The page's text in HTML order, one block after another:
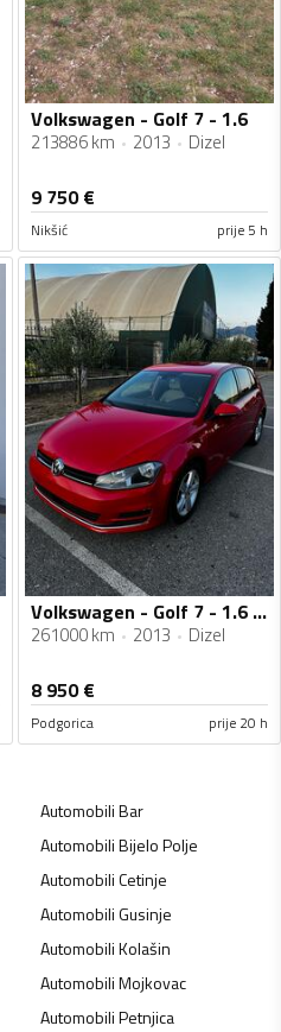
Volkswagen - Golf 7 - 1.6
213886 km 2013 Dizel
9 750€
Nikšić prije 5 h
Volkswagen - Golf 7 - 1.6 TDI
261000 km 2013 Dizel
8 950€
Podgorica prije 20 h
AutomobiliBar
AutomobiliBijelo Polje
AutomobiliCetinje
AutomobiliGusinje
AutomobiliKolašin
AutomobiliMojkovac
AutomobiliPetnjica